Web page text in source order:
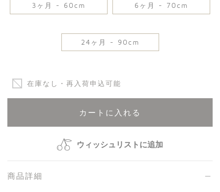
3ヶ月 - 60cm 6ヶ月 - 70cm
24ヶ月 - 90cm
在庫なし・再入荷申込可能
カートに入れる
ウィッシュリストに追加
商品詳細